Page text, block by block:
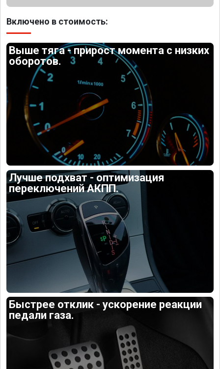
Включено в стоимость:
Выше тяга - прирост момента с низких
оборотов.
Лучше подхват - оптимизация
переключений АКПП.
Быстрее отклик - ускорение реакции
педали газа.